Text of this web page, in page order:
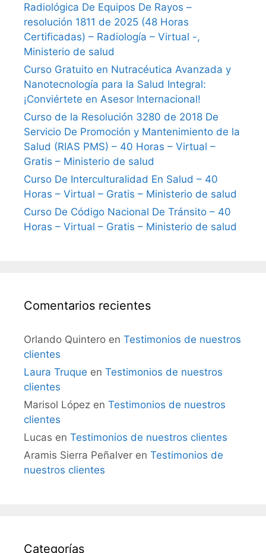
Radiológica De Equipos De Rayos –
resolución 1811 de 2025 (48 Horas
Certificadas) – Radiología – Virtual -,
Ministerio de salud
Curso Gratuito en Nutracéutica Avanzada y
Nanotecnología para la Salud Integral:
¡Conviértete en Asesor Internacional!
Curso de la Resolución 3280 de 2018 De
Servicio De Promoción y Mantenimiento de la
Salud (RIAS PMS) – 40 Horas – Virtual –
Gratis – Ministerio de salud
Curso De Interculturalidad En Salud – 40
Horas – Virtual – Gratis – Ministerio de salud
Curso De Código Nacional De Tránsito – 40
Horas – Virtual – Gratis – Ministerio de salud
Comentarios recientes
Orlando Quintero en Testimonios de nuestros
clientes
Laura Truque en Testimonios de nuestros
clientes
Marisol López en Testimonios de nuestros
clientes
Lucas en Testimonios de nuestros clientes
Aramis Sierra Peñalver en Testimonios de
nuestros clientes
Categorías